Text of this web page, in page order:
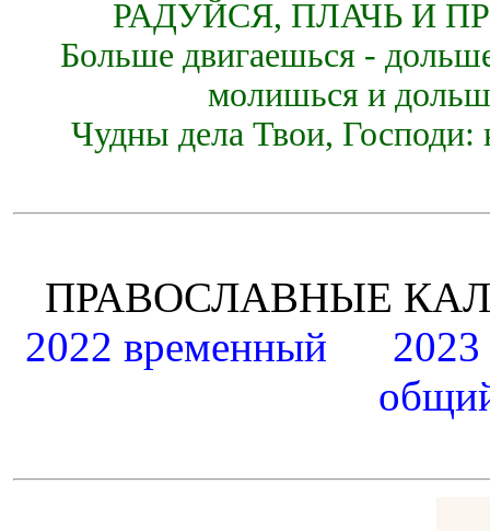
РАДУЙСЯ, ПЛАЧЬ И
Больше двигаешься -
молишься и
Чудны дела Твои, Господи:
ПРАВОСЛАВНЫЕ
2022 временный